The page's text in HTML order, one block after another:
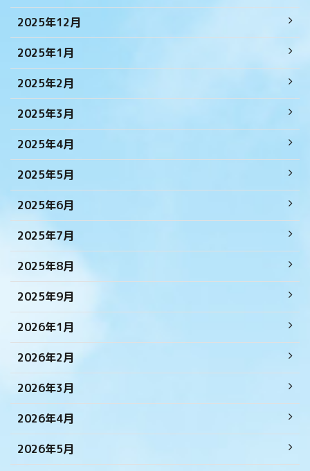
2025年12月
2025年1月
2025年2月
2025年3月
2025年4月
2025年5月
2025年6月
2025年7月
2025年8月
2025年9月
2026年1月
2026年2月
2026年3月
2026年4月
2026年5月